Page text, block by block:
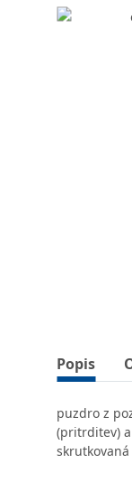
Popis
puzdro z
(pritrditev)